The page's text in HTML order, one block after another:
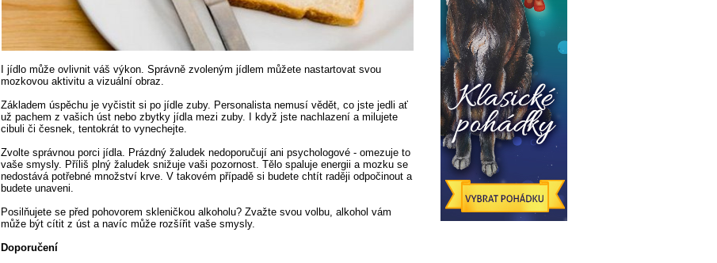
I jídlo může ovlivnit váš výkon. Správně zvoleným jídlem můžete nastartovat svou
mozkovou aktivitu a vizuální obraz.
Základem úspěchu je vyčistit si po jídle zuby. Personalista nemusí vědět, co jste jedli ať
už pachem z vašich úst nebo zbytky jídla mezi zuby. I když jste nachlazení a milujete
cibuli či česnek, tentokrát to vynechejte.
Zvolte správnou porci jídla. Prázdný žaludek nedoporučují ani psychologové - omezuje to
vaše smysly. Příliš plný žaludek snižuje vaši pozornost. Tělo spaluje energii a mozku se
nedostává potřebné množství krve. V takovém případě si budete chtít raději odpočinout a
budete unaveni.
Posilňujete se před pohovorem skleničkou alkoholu? Zvažte svou volbu, alkohol vám
může být cítit z úst a navíc může rozšířit vaše smysly.
Doporučení